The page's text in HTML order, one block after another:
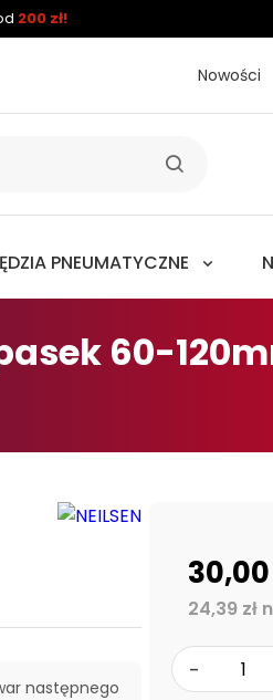
200 zł!
Nowości
PNEUMATYCZNE
60-
następnego
30,00
24,39 zł
-